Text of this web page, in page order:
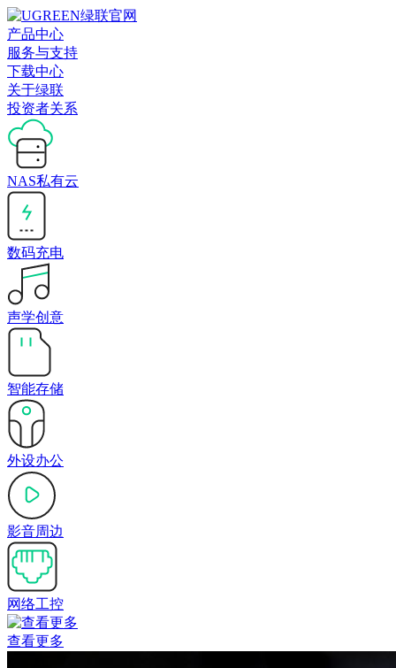
产品中心
服务与支持
下载中心
关于绿联
投资者关系
NAS私有云
数码充电
声学创意
智能存储
外设办公
影音周边
网络工控
查看更多